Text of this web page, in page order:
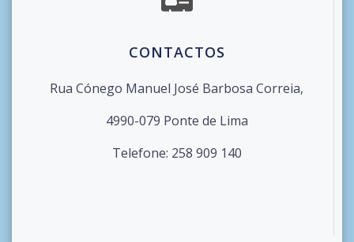
CONTACTOS
Rua Cónego Manuel José Barbosa Correia,
4990-079 Ponte de Lima
Telefone: 258 909 140